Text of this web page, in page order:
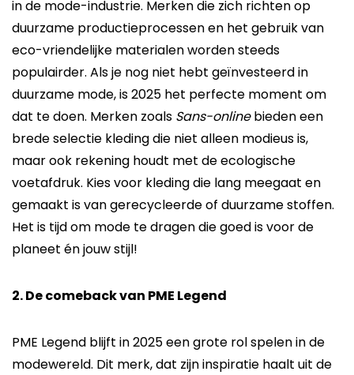
in de mode-industrie. Merken die zich richten op
duurzame productieprocessen en het gebruik van
eco-vriendelijke materialen worden steeds
populairder. Als je nog niet hebt geïnvesteerd in
duurzame mode, is 2025 het perfecte moment om
dat te doen. Merken zoals Sans-onlinebieden een
brede selectie kleding die niet alleen modieus is,
maar ook rekening houdt met de ecologische
voetafdruk. Kies voor kleding die lang meegaat en
gemaakt is van gerecycleerde of duurzame stoffen.
Het is tijd om mode te dragen die goed is voor de
planeet én jouw stijl!
2. De comeback van PME Legend
PME Legend blijft in 2025 een grote rol spelen in de
modewereld. Dit merk, dat zijn inspiratie haalt uit de